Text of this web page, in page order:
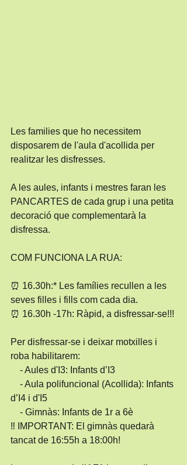
Les families que ho necessitem
disposarem de l'aula d'acollida per
realitzar les disfresses.
A les aules, infants i mestres faran les
PANCARTES de cada grup i una petita
decoració que complementarà la
disfressa.
COM FUNCIONA LA RUA:
⏰ 16.30h:* Les famílies recullen a les
seves filles i fills com cada dia.
⏰ 16.30h -17h: Ràpid, a disfressar-se!!!
Per disfressar-se i deixar motxilles i
roba habilitarem:
    - Aules d'I3: Infants d’I3
d’I4 i d'I5
    - Gimnàs: Infants de 1r a 6è
‼️ IMPORTANT: El gimnàs quedarà
tancat de 16:55h a 18:00h!